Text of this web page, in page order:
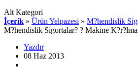
Alt Kategori
İçerik » Ürün Yelpazesi » M?hendislik
M?hendislik Sigortalar? ? Makine
Yazdır
08 Haz 2013